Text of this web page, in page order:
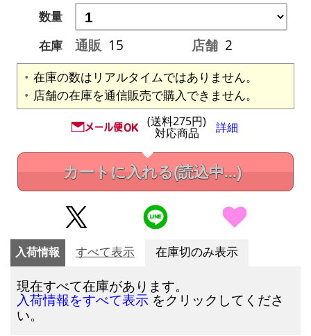
数量
在庫
通販 15 店舗 2
在庫の数はリアルタイムではありません。
店舗の在庫を通信販売で購入できません。
(送料275円)
対応商品 詳細
カートに入れる(読込中...)
入荷情報 すべて表示 在庫切のみ表示
現在すべて在庫があります。
入荷情報をすべて表示 をクリックしてくださ
い。